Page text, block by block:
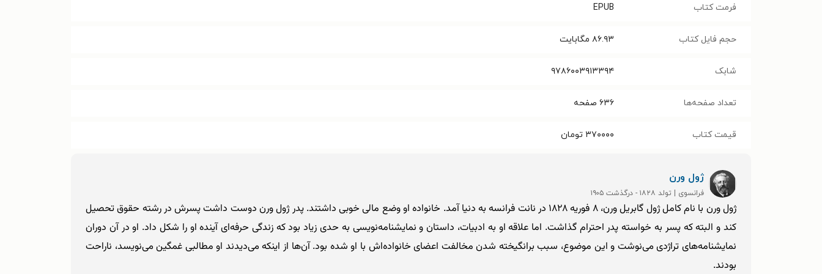
فرمت کتاب EPUB
حجم فایل کتاب ۸۶.۹۳ مگابایت
شابک ۹۷۸۶۰۰۳۹۱۳۳۹۴
تعداد صفحه‌ها ۶۳۶ صفحه
قیمت کتاب ۳۷۰۰۰۰ تومان
ژول ورن
فرانسوی | تولد ۱۸۲۸ - درگذشت ۱۹۰۵
ژول ورن با نام کامل ژول گابریل ورن، ۸ فوریه ۱۸۲۸ در نانت فرانسه به دنیا آمد. خانواده او وضع مالی خوبی داشتند. پدر ژول ورن دوست داشت پسرش در رشته حقوق تحصیل
کند و البته که پسر به خواسته پدر احترام گذاشت. اما علاقه او به ادبیات، داستان و نمایشنامه‌نویسی به حدی زیاد بود که زندگی حرفه‌ای آینده او را شکل داد. او در آن دوران
نمایشنامه‌های تراژدی می‌نوشت و این موضوع، سبب برانگیخته شدن مخالفت اعضای خانواده‌اش با او شده بود. آن‌ها از اینکه می‌دیدند او مطالبی غمگین می‌نویسد، ناراحت
بودند.